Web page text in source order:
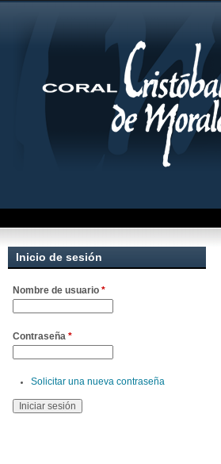
Inicio de sesión
Nombre de usuario *
Contraseña *
Solicitar una nueva contraseña